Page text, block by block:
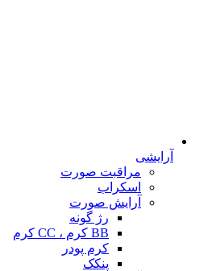
آرایشی
مراقبت صورت
اسکراب
آرایش صورت
رژ گونه
BB کرم ، CC کرم
کرم پودر
پنکک